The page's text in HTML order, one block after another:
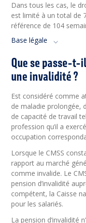
Dans tous les cas, le
est limité à un total de
référence de 104
Base légale
Que se passe-t-
une invalidité ?
Est considéré comme
de maladie prolongée,
de capacité de travail
profession qu’il a
occupation
Lorsque le CMSS
rapport au marché
comme invalide. Le
pension d’invalidité
compétent, la Caisse
pour les salariés.
La pension d’invalidité